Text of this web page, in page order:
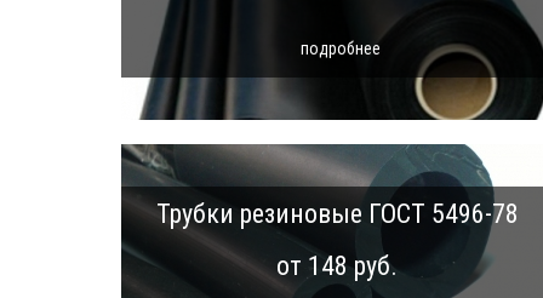
подробнее
Трубки резиновые ГОСТ 5496-78
от 148 руб.